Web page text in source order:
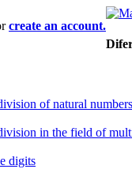
create an account.
of natural
in the field of
digits